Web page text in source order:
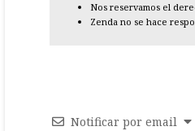
Nos reservamos el
Zenda no se hace
Notificar por email